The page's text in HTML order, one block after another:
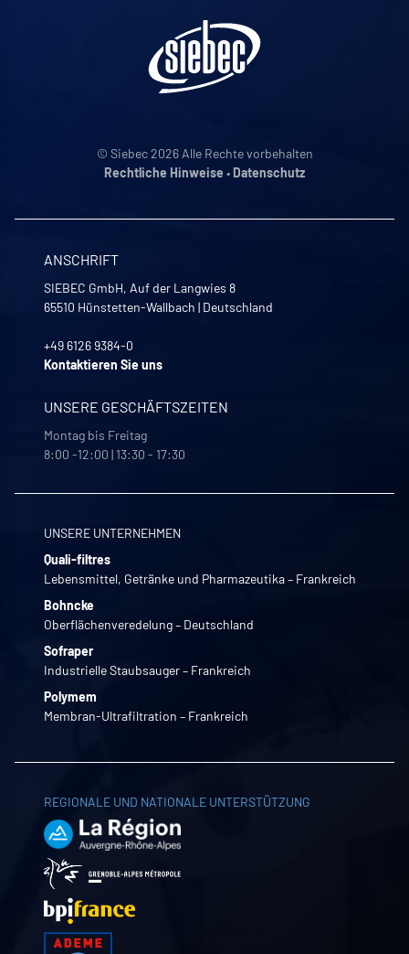
© Siebec 2026 Alle Rechte vorbehalten
Rechtliche Hinweise • Datenschutz
ANSCHRIFT
SIEBEC GmbH, Auf der Langwies 8
65510 Hünstetten-Wallbach | Deutschland
+49 6126 9384-0
Kontaktieren Sie uns
UNSERE GESCHÄFTSZEITEN
Montag bis Freitag
8:00 -12:00 | 13:30 - 17:30
UNSERE UNTERNEHMEN
Quali-filtres
Lebensmittel, Getränke und Pharmazeutika – Frankreich
Bohncke
Oberflächenveredelung – Deutschland
Sofraper
Industrielle Staubsauger – Frankreich
Polymem
Membran-Ultrafiltration – Frankreich
REGIONALE UND NATIONALE UNTERSTÜTZUNG